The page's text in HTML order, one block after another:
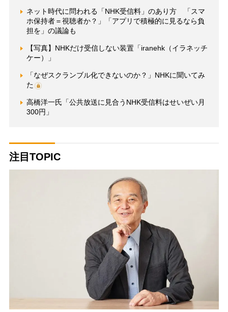
ネット時代に問われる「NHK受信料」のあり方 「スマ
ホ保持者＝視聴者か？」「アプリで積極的に見るなら負
担を」の議論も
【写真】NHKだけ受信しない装置「iranehk（イラネッチ
ケー）」
「なぜスクランブル化できないのか？」NHKに聞いてみ
た
高橋洋一氏「公共放送に見合うNHK受信料はせいぜい月
300円」
注目TOPIC